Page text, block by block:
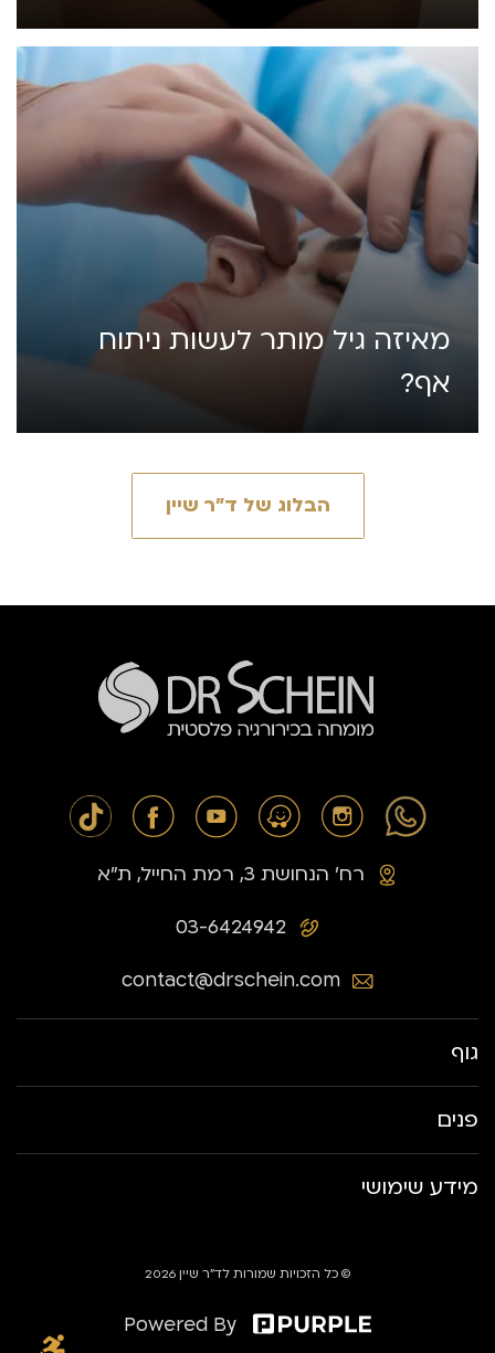
מאיזה גיל מותר לעשות ניתוח
אף?
הבלוג של ד״ר שיין
03-6424942
רח׳ הנחושת 3, רמת החייל, ת״א
contact@drschein.com
גוף
פנים
מידע שימושי
© כל הזכויות שמורות לד״ר שיין 2026
Powered By